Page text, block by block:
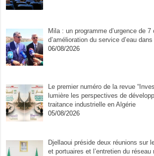
Mila : un programme d’urgence de 7
d’amélioration du service d’eau
06/08/2026
Le premier numéro de la revue
lumière les perspectives de
traitance industrielle en Algérie
05/08/2026
Djellaoui préside deux réunions sur
et portuaires et l’entretien du réseau